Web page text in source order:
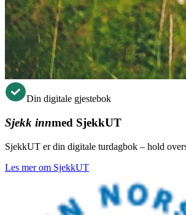
Din digitale gjestebok
Sjekk innmed SjekkUT
SjekkUT er din digitale turdagbok – hold
Les mer om SjekkUT